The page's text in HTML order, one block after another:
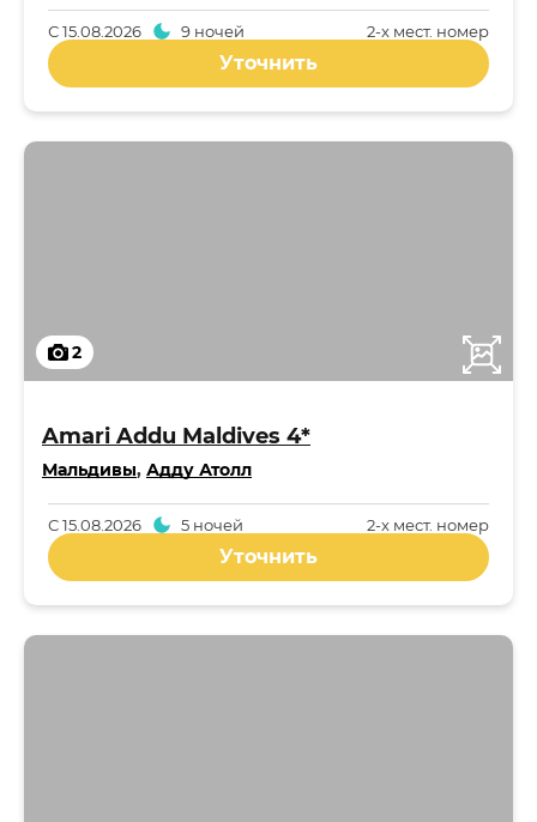
2-x мест. номер
С15.08.2026 9 ночей
Уточнить
2
Amari Addu Maldives 4*
Мальдивы, Адду Атолл
2-x мест. номер
С15.08.2026 5 ночей
Уточнить